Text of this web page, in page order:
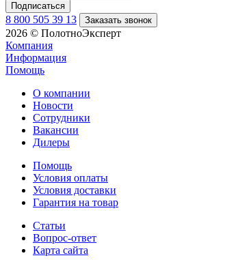
8 800 505 39 13 Заказать звонок
2026 © ПолотноЭксперт
Компания
Информация
Помощь
О компании
Новости
Сотрудники
Вакансии
Дилеры
Помощь
Условия оплаты
Условия доставки
Гарантия на товар
Статьи
Вопрос-ответ
Карта сайта